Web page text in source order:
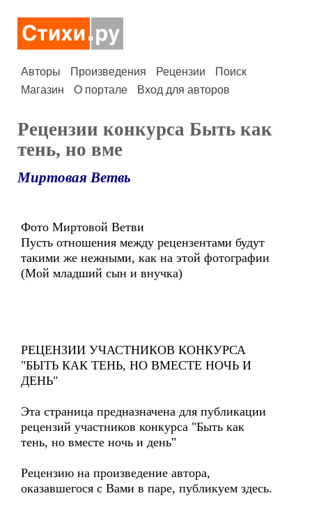
Авторы Произведения Рецензии
Поиск
Магазин
О портале Вход для авторов
Рецензии конкурса Быть как
тень, но вме
Миртовая Ветвь
Фото Миртовой Ветви
Пусть отношения между рецензентами будут
такими же нежными, как на этой фотографии
(Мой младший сын и внучка)
РЕЦЕНЗИИ УЧАСТНИКОВ КОНКУРСА
"БЫТЬ КАК ТЕНЬ, НО ВМЕСТЕ НОЧЬ И
ДЕНЬ"
Эта страница предназначена для публикации
рецензий участников конкурса "Быть как
тень, но вместе ночь и день"
Рецензию на произведение автора,
оказавшегося с Вами в паре, публикуем здесь.